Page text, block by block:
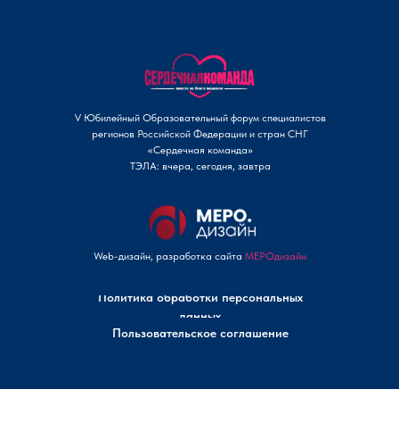
Web-дизайн, разработка сайта МЕРОдизайн
V Юбилейный Образовательный форум специалистов
регионов Российской Федерации и стран СНГ
«Сердечная команда»
ТЭЛА: вчера, сегодня, завтра
Политика обработки персональных
данных
Пользовательское соглашение